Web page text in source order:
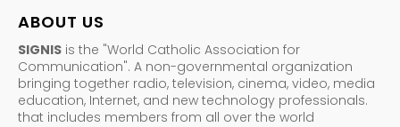
ABOUT US
SIGNIS is the "World Catholic Association for
Communication". A non-governmental organization
bringing together radio, television, cinema, video, media
education, Internet, and new technology professionals.
that includes members from all over the world